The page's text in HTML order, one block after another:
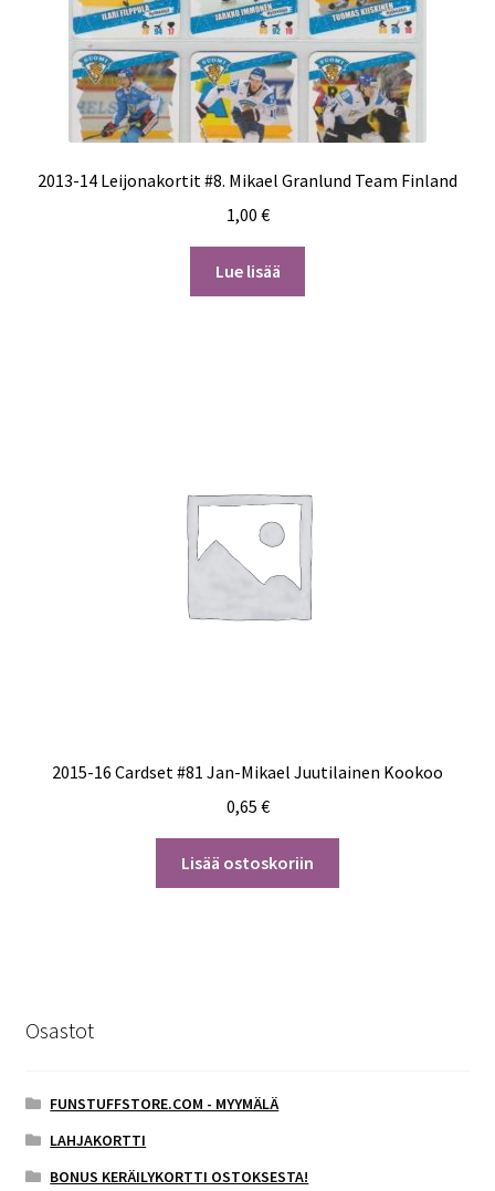
2013-14 Leijonakortit #8. Mikael Granlund Team Finland
1,00 €
Lue lisää
2015-16 Cardset #81 Jan-Mikael Juutilainen Kookoo
0,65 €
Lisää ostoskoriin
Osastot
FUNSTUFFSTORE.COM - MYYMÄLÄ
LAHJAKORTTI
BONUS KERÄILYKORTTI OSTOKSESTA!